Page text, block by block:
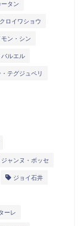
ータン
クロイワショウ
モン・シン
ルエル
テグジュペリ
ジャンヌ・ボッセ
ジョイ石井
ーレ